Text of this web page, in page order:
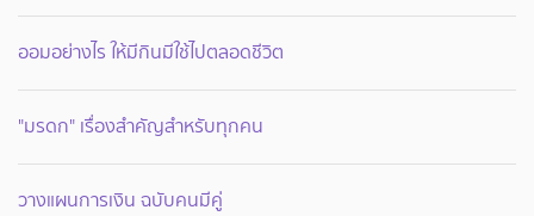
ออมอย่างไร ให้มีกินมีใช้ไปตลอดชีวิต
"มรดก" เรื่องสำคัญสำหรับทุกคน
วางแผนการเงิน ฉบับคนมีคู่